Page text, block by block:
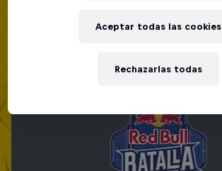
MC BATTLE
Rechazarlas todas
Aceptar todas las cookies